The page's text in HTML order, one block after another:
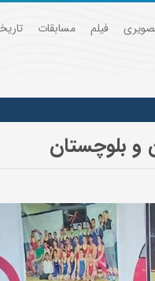
فیلم مسابقات
و بلوچستان